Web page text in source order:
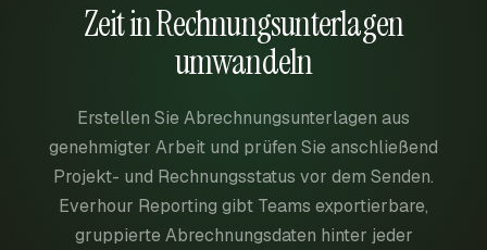
Zeit in Rechnungsunterlagen
umwandeln
Erstellen Sie Abrechnungsunterlagen aus
genehmigter Arbeit und prüfen Sie anschließend
Projekt- und Rechnungsstatus vor dem Senden.
Everhour Reporting gibt Teams exportierbare,
gruppierte Abrechnungsdaten hinter jeder